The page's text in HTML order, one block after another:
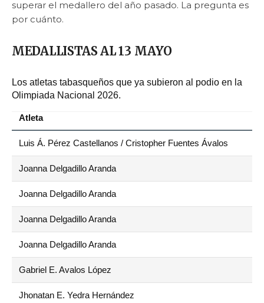
superar el medallero del año pasado. La pregunta es
por cuánto.
MEDALLISTAS AL 13 MAYO
Los atletas tabasqueños que ya subieron al podio en la
Olimpiada Nacional 2026.
Atleta
Luis Á. Pérez Castellanos / Cristopher Fuentes Ávalos
Joanna Delgadillo Aranda
Joanna Delgadillo Aranda
Joanna Delgadillo Aranda
Joanna Delgadillo Aranda
Gabriel E. Avalos López
Jhonatan E. Yedra Hernández